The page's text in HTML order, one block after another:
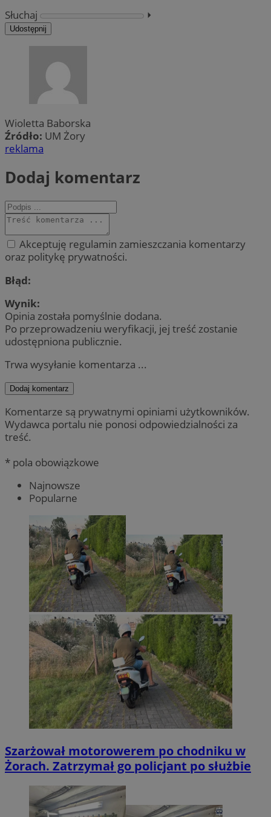
Słuchaj
⏵︎
Udostępnij
Wioletta Baborska
Źródło: UM Żory
reklama
Dodaj komentarz
Akceptuję regulamin zamieszczania komentarzy
oraz politykę prywatności.
Błąd:
Wynik:
Opinia została pomyślnie dodana.
Po przeprowadzeniu weryfikacji, jej treść zostanie
udostępniona publicznie.
Trwa wysyłanie komentarza ...
Dodaj komentarz
Komentarze są prywatnymi opiniami użytkowników.
Wydawca portalu nie ponosi odpowiedzialności za
treść.
* pola obowiązkowe
Najnowsze
Popularne
Szarżował motorowerem po chodniku w
Żorach. Zatrzymał go policjant po służbie